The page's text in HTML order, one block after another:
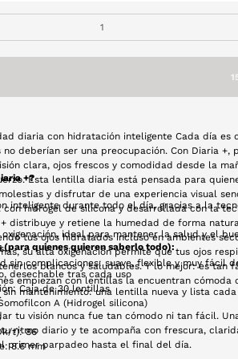
diaria con hidratación inteligente Cada día es
deberían ser una preocupación. Con Diaria +,
clara, ojos frescos y comodidad desde la
Esta lentilla diaria está pensada para
y disfrutar de una experiencia visual
con hidrogel de silicona y desarrollada con la
distribuye y retiene la humedad de forma
tus ojos hidratados incluso en ambientes
su alta oxigenación permite que tus ojos
blancos y saludables. Y lo mejor: es tan
empiezan con lentillas la encuentran cómoda
+?
inteligente durante todo el día, gracias a la
oxigenación, ideal para mantener la salud y el
sin complicaciones: suave, flexible y muy fácil
sin mantenimiento: una lentilla nueva y lista cada
(para quienes quieren saberlo todo):
desechable tras cada uso
Caja de 30 lentillas
A (Hidrogel silicona)
t): 86
8.6 mm
tu visión nunca fue tan cómodo ni tan fácil.
ritmo diario y te acompaña con frescura,
primer parpadeo hasta el final del día.